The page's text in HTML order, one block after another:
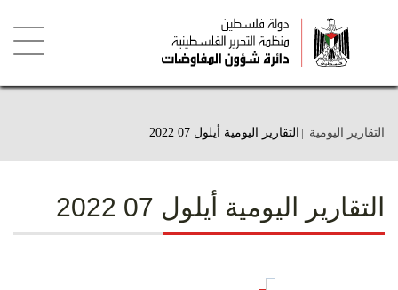
التقارير اليومية التقارير اليومية أيلول 07 2022
التقارير اليومية أيلول 07 2022